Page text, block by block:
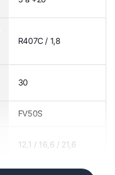
R407C / 1,8
30
FV50S
12,1 / 16,6 / 21,6